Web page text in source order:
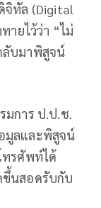
จิทัล (Digital
ายไว้ว่า “ไม่
ลับมาพิสูจน์
มการ ป.ป.ช.
มูลและพิสูจน์
ทรศัพท์ได้
ขึ้นสอดรับกับ